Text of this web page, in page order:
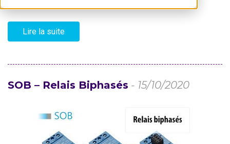
Lire la suite
SOB – Relais Biphasés - 15/10/2020